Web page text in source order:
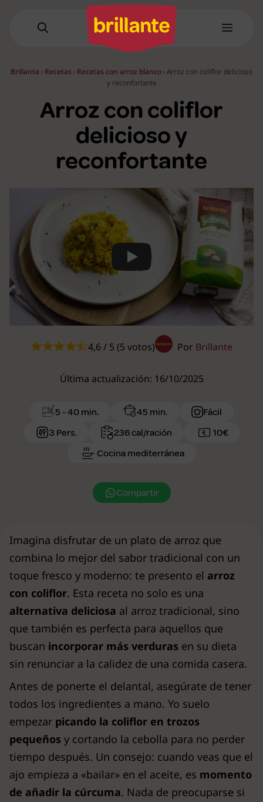
Menú
Brillante › Recetas › Recetas con arroz blanco ›Arroz con coliflor delicioso
y reconfortante
Arroz con coliflor
delicioso y
reconfortante
Play
4,6 / 5 (5 votos) Por Brillante
Última actualización: 16/10/2025
5 - 40 min. 45 min.
Fácil
3 Pers.
236 cal/ración
10€
Cocina mediterránea
Compartir
Imagina disfrutar de un plato de arroz que
combina lo mejor del sabor tradicional con un
toque fresco y moderno: te presento el arroz
con coliflor. Esta receta no solo es una
alternativa deliciosa al arroz tradicional, sino
que también es perfecta para aquellos que
buscan incorporar más verduras en su dieta
sin renunciar a la calidez de una comida casera.
Antes de ponerte el delantal, asegúrate de tener
todos los ingredientes a mano. Yo suelo
empezar picando la coliflor en trozos
pequeños y cortando la cebolla para no perder
tiempo después. Un consejo: cuando veas que el
ajo empieza a «bailar» en el aceite, es momento
de añadir la cúrcuma. Nada de preocuparse si